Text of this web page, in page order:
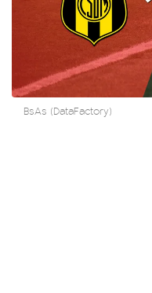
BsAs (DataFactory)